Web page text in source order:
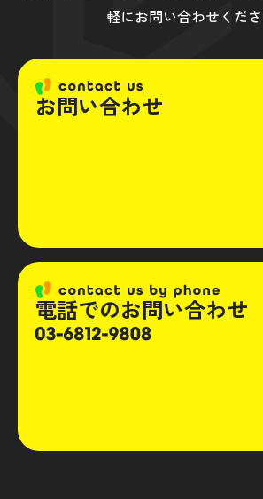
軽にお問い合わせくださ
お問い合わせ
電話でのお問い合わせ